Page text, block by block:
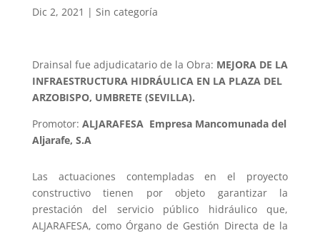
Dic 2, 2021 | Sin categoría
Drainsal fue adjudicatario de la Obra: MEJORA DE LA
INFRAESTRUCTURA HIDRÁULICA EN LA PLAZA DEL
ARZOBISPO, UMBRETE (SEVILLA).
Promotor: ALJARAFESA Empresa Mancomunada del
Aljarafe, S.A
Las actuaciones contempladas en el proyecto
constructivo tienen por objeto garantizar la
prestación del servicio público hidráulico que,
ALJARAFESA, como Órgano de Gestión Directa de la